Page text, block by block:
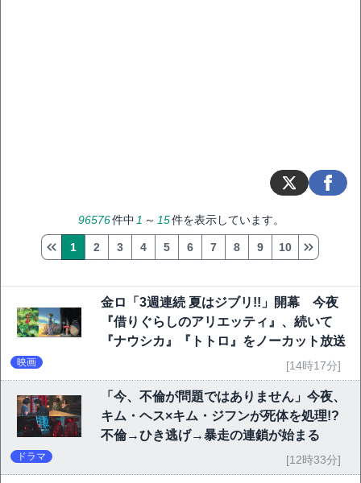
96576件中 1 ～ 15件を表示しています。
1 2 3 4 5 6 7 8 9 10
金ロ「3週連続 夏はジブリ!!」開幕 今夜
『借りぐらしのアリエッティ』、続いて
『ナウシカ』『トトロ』をノーカット放送
映画 [14時17分]
「今、不倫が問題ではありません」今夜、
キム・ヘス×キム・ジフンが死体を処理!?
不倫→ひき逃げ→暴走の連鎖が始まる
ドラマ [12時33分]